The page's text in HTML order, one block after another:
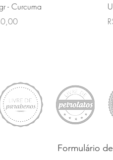
- Curcuma
Formulário